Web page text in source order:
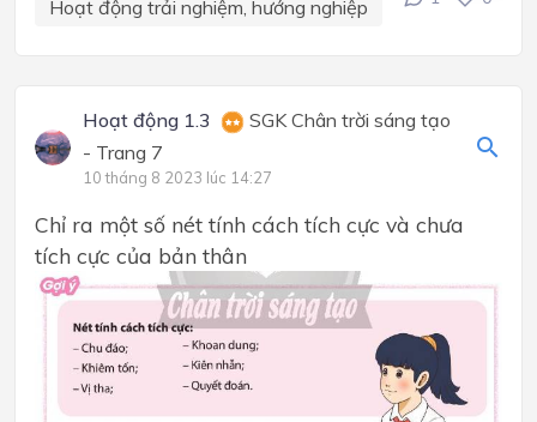
Hoạt động trải nghiệm, hướng nghiệp
Hoạt động 1.3
SGK Chân trời sáng tạo
- Trang 7
10 tháng 8 2023 lúc 14:27
Chỉ ra một số nét tính cách tích cực và chưa
tích cực của bản thân